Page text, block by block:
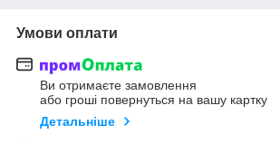
Умови оплати
Ви отримаєте замовлення
або гроші повернуться на вашу картку
Детальніше